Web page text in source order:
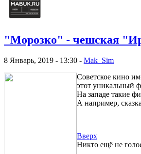
"Морозко" - чешская
8 Январь, 2019 - 13:30 - Mak_Sim
Советское кино
этот уникальный
На западе такие
А например,
Вверх
Никто ещё не